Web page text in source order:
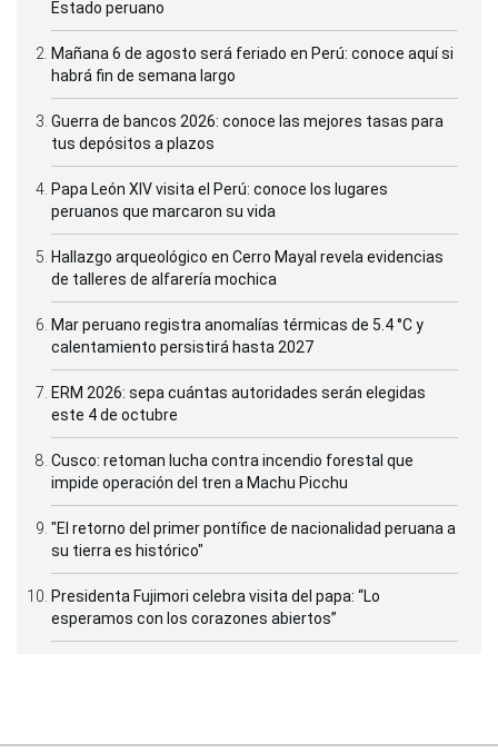
Estado peruano
Mañana 6 de agosto será feriado en Perú: conoce aquí si
habrá fin de semana largo
Guerra de bancos 2026: conoce las mejores tasas para
tus depósitos a plazos
Papa León XIV visita el Perú: conoce los lugares
peruanos que marcaron su vida
Hallazgo arqueológico en Cerro Mayal revela evidencias
de talleres de alfarería mochica
Mar peruano registra anomalías térmicas de 5.4 °C y
calentamiento persistirá hasta 2027
ERM 2026: sepa cuántas autoridades serán elegidas
este 4 de octubre
Cusco: retoman lucha contra incendio forestal que
impide operación del tren a Machu Picchu
"El retorno del primer pontífice de nacionalidad peruana a
su tierra es histórico"
Presidenta Fujimori celebra visita del papa: “Lo
esperamos con los corazones abiertos”